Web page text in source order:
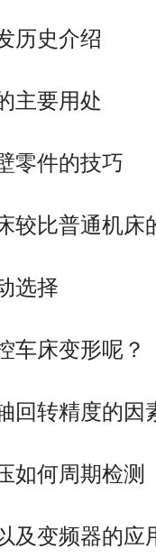
历史介绍
主要用处
零件的技巧
较比普通机
选择
车床变形呢？
回转精度的
如何周期检测
及变频器的